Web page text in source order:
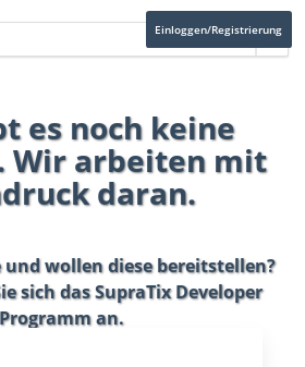
Einloggen/Registrierung
es noch keine
Wir arbeiten mit
daran.
und wollen diese bereitstellen?
sich dasSupraTix Developer
Programman.